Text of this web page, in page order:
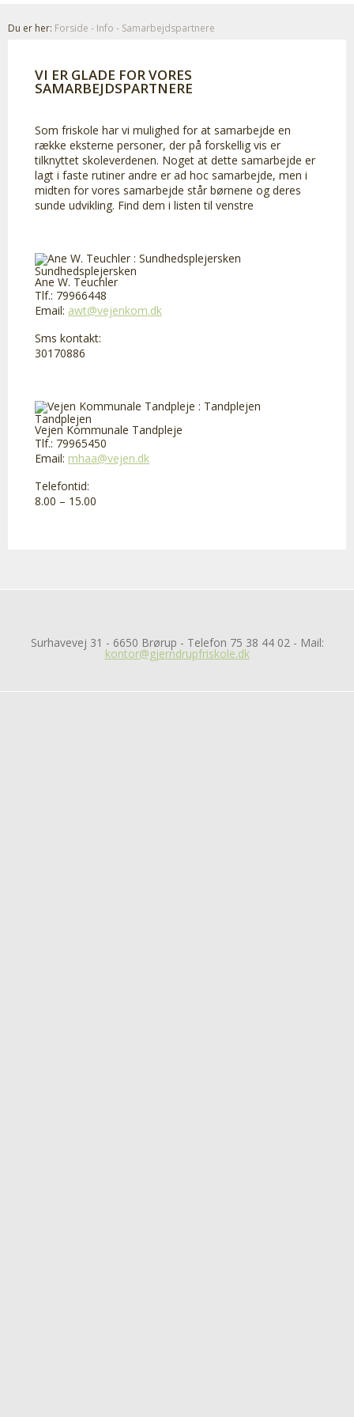
Du er her: Forside - Info - Samarbejdspartnere
VI ER GLADE FOR VORES
SAMARBEJDSPARTNERE
Som friskole har vi mulighed for at samarbejde en
række eksterne personer, der på forskellig vis er
tilknyttet skoleverdenen. Noget at dette samarbejde er
lagt i faste rutiner andre er ad hoc samarbejde, men i
midten for vores samarbejde står børnene og deres
sunde udvikling. Find dem i listen til venstre
Sundhedsplejersken
Ane W. Teuchler
Tlf.: 79966448
Email: awt@vejenkom.dk
Sms kontakt:
30170886
Tandplejen
Vejen Kommunale Tandpleje
Tlf.: 79965450
Email: mhaa@vejen.dk
Telefontid:
8.00 – 15.00
Surhavevej 31 - 6650 Brørup - Telefon 75 38 44 02 - Mail:
kontor@gjerndrupfriskole.dk